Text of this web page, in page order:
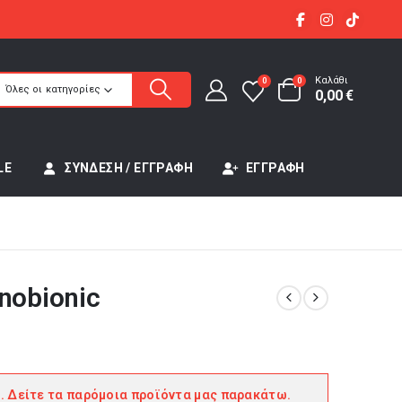
Όλες οι κατηγορίες
0 0 Καλάθι
0,00€
ΣΎΝΔΕΣΗ / ΕΓΓΡΑΦΉ ΕΓΓΡΑΦΉ
Δείτε τα παρόμοια προϊόντα μας παρακάτω.